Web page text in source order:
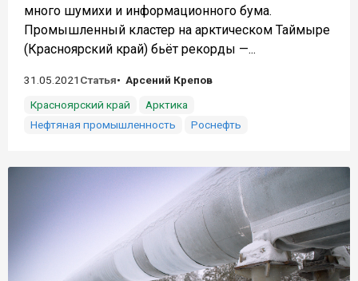
много шумихи и информационного бума.
Промышленный кластер на арктическом Таймыре
(Красноярский край) бьёт рекорды —...
31.05.2021 Статья
Арсений Крепов
Красноярский край
Арктика
Нефтяная промышленность
Роснефть